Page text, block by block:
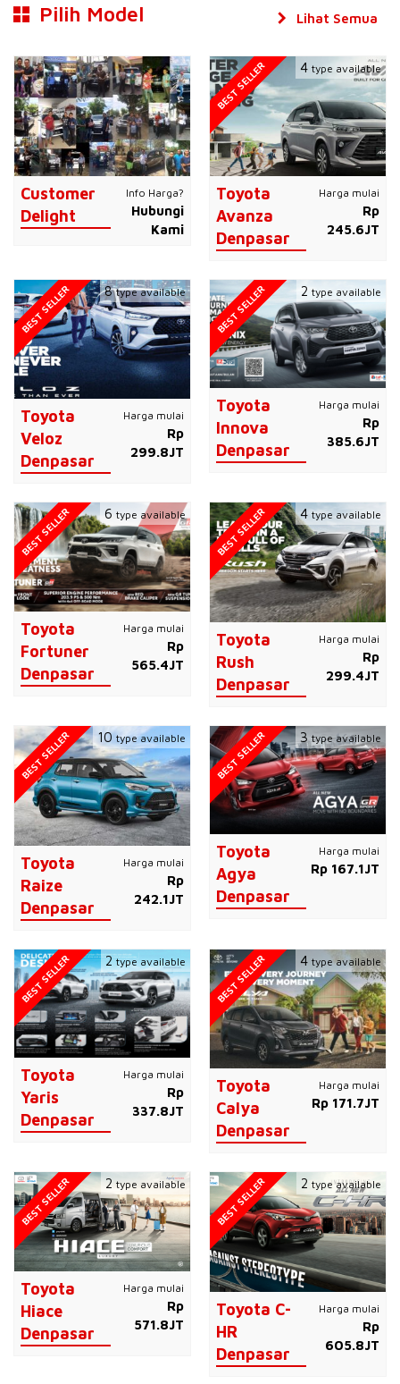
Pilih Model
Customer
Delight
Info Harga?
Hubungi
Kami
Toyota
Avanza
Denpasar
Harga mulai
Rp
245.6JT
BEST SELLER 4 type available
Toyota
Veloz
Denpasar
Harga mulai
Rp
299.8JT
BEST SELLER 8type available
Toyota
Innova
Denpasar
Harga mulai
Rp
385.6JT
BEST SELLER 2 type available
Toyota
Fortuner
Denpasar
Harga mulai
Rp
565.4JT
BEST SELLER 6 type available
Toyota
Rush
Denpasar
Harga mulai
Rp
299.4JT
BEST SELLER 4type available
Toyota
Raize
Denpasar
Harga mulai
Rp
242.1JT
BEST SELLER 10 type available
Toyota
Agya
Denpasar
Harga mulai
Rp 167.1JT
BEST SELLER 3type available
Toyota
Yaris
Denpasar
Harga mulai
Rp
337.8JT
BEST SELLER 2type available
Toyota
Calya
Denpasar
Harga mulai
Rp 171.7JT
BEST SELLER 4 type available
Toyota
Hiace
Denpasar
Harga mulai
Rp
571.8JT
BEST SELLER 2type available
Toyota C-
HR
Denpasar
Harga mulai
Rp
605.8JT
BEST SELLER 2 type available
Lihat Semua